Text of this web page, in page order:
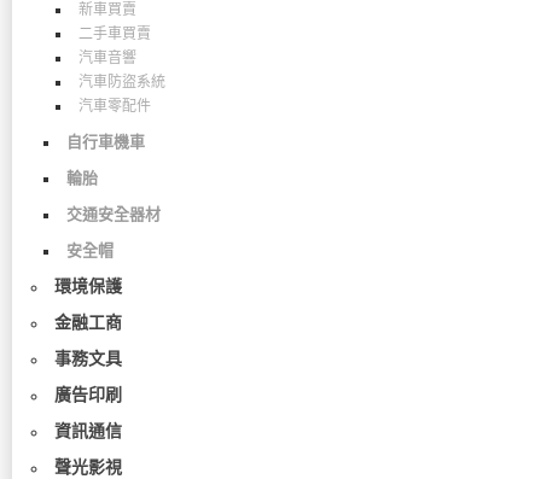
新車買賣
二手車買賣
汽車音響
汽車防盜系統
汽車零配件
自行車機車
輪胎
交通安全器材
安全帽
環境保護
金融工商
事務文具
廣告印刷
資訊通信
聲光影視